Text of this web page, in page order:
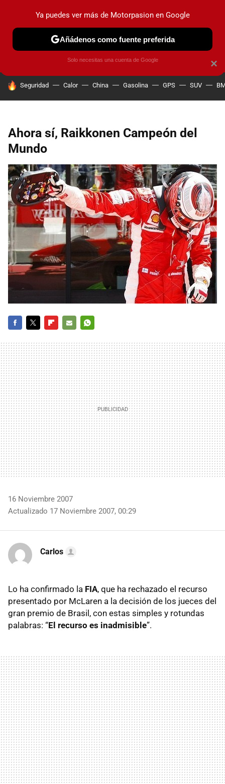
PRUEBAS COCHES ELÉCTRICOS OBSERVATORIO
HOY SE HABLA DE
Seguridad Calor China Gasolina GPS SUV
Ahora sí, Raikkonen Campeón del
Mundo
MAIL
16 Noviembre 2007
Actualizado 17 Noviembre 2007, 00:29
Carlos
Lo ha confirmado la FIA, que ha rechazado el recurso
presentado por McLaren a la decisión de los jueces del
gran premio de Brasil, con estas simples y rotundas
palabras: “El recurso es inadmisible”.
×
Ya puedes ver más de Motorpasion en Google
Añádenos como fuente preferida
Solo necesitas una cuenta de Google